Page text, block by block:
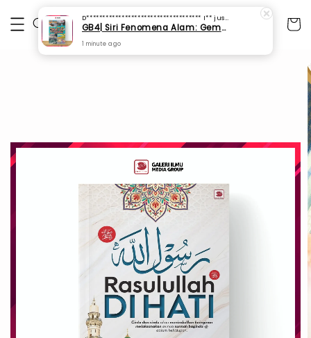
D************************************ I** just purchased
GB4| Siri Fenomena Alam: Gempa Bumi & Tsunami Yang Memusnahkan Kehidupan (SFM 2A)
1 minute ago